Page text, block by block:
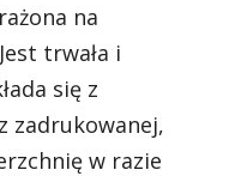
na
trwała i
się z
zadrukowanej,
w razie